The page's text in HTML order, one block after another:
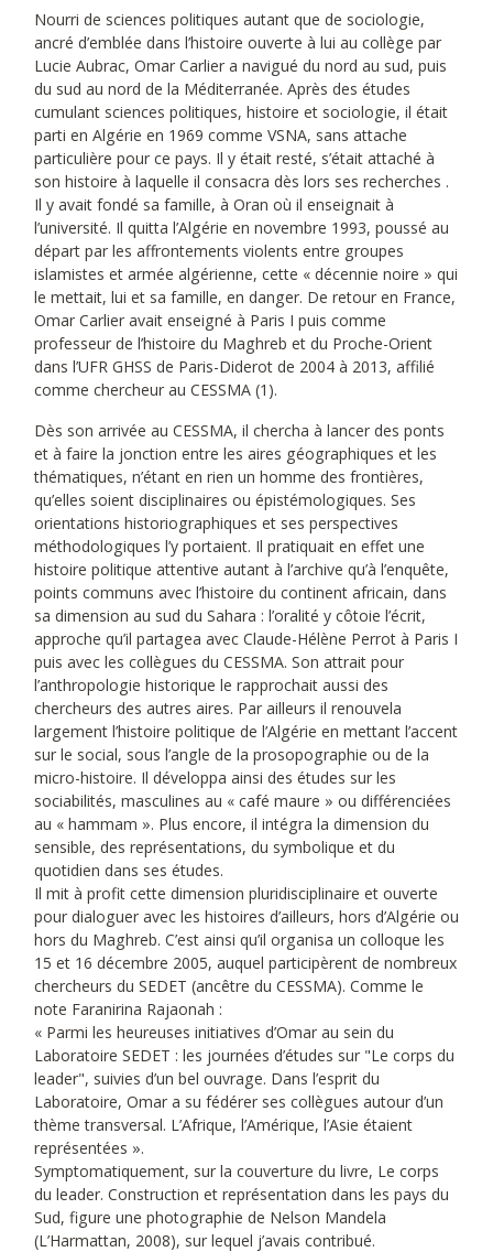
Nourri de sciences politiques autant que de sociologie,
ancré d’emblée dans l’histoire ouverte à lui au collège par
Lucie Aubrac, Omar Carlier a navigué du nord au sud, puis
du sud au nord de la Méditerranée. Après des études
cumulant sciences politiques, histoire et sociologie, il était
parti en Algérie en 1969 comme VSNA, sans attache
particulière pour ce pays. Il y était resté, s’était attaché à
son histoire à laquelle il consacra dès lors ses recherches .
Il y avait fondé sa famille, à Oran où il enseignait à
l’université. Il quitta l’Algérie en novembre 1993, poussé au
départ par les affrontements violents entre groupes
islamistes et armée algérienne, cette « décennie noire » qui
le mettait, lui et sa famille, en danger. De retour en France,
Omar Carlier avait enseigné à Paris I puis comme
professeur de l’histoire du Maghreb et du Proche-Orient
dans l’UFR GHSS de Paris-Diderot de 2004 à 2013, affilié
comme chercheur au CESSMA (1).
Dès son arrivée au CESSMA, il chercha à lancer des ponts
et à faire la jonction entre les aires géographiques et les
thématiques, n’étant en rien un homme des frontières,
qu’elles soient disciplinaires ou épistémologiques. Ses
orientations historiographiques et ses perspectives
méthodologiques l’y portaient. Il pratiquait en effet une
histoire politique attentive autant à l’archive qu’à l’enquête,
points communs avec l’histoire du continent africain, dans
sa dimension au sud du Sahara : l’oralité y côtoie l’écrit,
approche qu’il partagea avec Claude-Hélène Perrot à Paris I
puis avec les collègues du CESSMA. Son attrait pour
l’anthropologie historique le rapprochait aussi des
chercheurs des autres aires. Par ailleurs il renouvela
largement l’histoire politique de l’Algérie en mettant l’accent
sur le social, sous l’angle de la prosopographie ou de la
micro-histoire. Il développa ainsi des études sur les
sociabilités, masculines au « café maure » ou différenciées
au « hammam ». Plus encore, il intégra la dimension du
sensible, des représentations, du symbolique et du
quotidien dans ses études.
Il mit à profit cette dimension pluridisciplinaire et ouverte
pour dialoguer avec les histoires d’ailleurs, hors d’Algérie ou
hors du Maghreb. C’est ainsi qu’il organisa un colloque les
15 et 16 décembre 2005, auquel participèrent de nombreux
chercheurs du SEDET (ancêtre du CESSMA). Comme le
note Faranirina Rajaonah :
« Parmi les heureuses initiatives d’Omar au sein du
Laboratoire SEDET : les journées d’études sur "Le corps du
leader", suivies d’un bel ouvrage. Dans l’esprit du
Laboratoire, Omar a su fédérer ses collègues autour d’un
thème transversal. L’Afrique, l’Amérique, l’Asie étaient
représentées ».
Symptomatiquement, sur la couverture du livre, Le corps
du leader. Construction et représentation dans les pays du
Sud, figure une photographie de Nelson Mandela
(L’Harmattan, 2008), sur lequel j’avais contribué.